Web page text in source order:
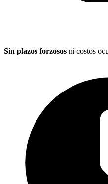
Sin plazos forzosos ni costos